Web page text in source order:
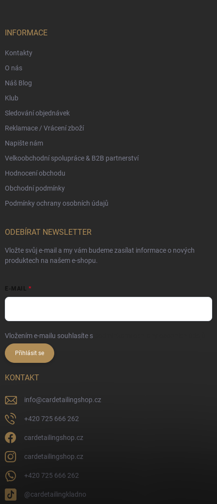
INFORMACE
Kontakty
O nás
Náš Blog
Klub
Sledování objednávek
Reklamace / Vrácení zboží
Napište nám
Velkoobchodní spolupráce & B2B partnerství
Hodnocení obchodu
Obchodní podmínky
Podmínky ochrany osobních údajů
ODEBÍRAT NEWSLETTER
Vložte svůj e-mail a my vám budeme zasílat informace o nových
produktech na našem e-shopu.
E-MAIL
Vložením e-mailu souhlasíte s
Přihlásit se
KONTAKT
info@cardetailingshop.cz
+420 725 666 262
cardetailingshop.cz
cardetailingshop.cz
+420 725 666 262
@cardetailingkladno